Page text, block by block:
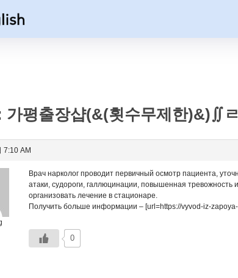
가평출장샵(&(횟수무제한)&)∬
7:10 AM
Врач нарколог проводит первичный осмотр пациента,
атаки, судороги, галлюцинации, повышенная тревожность
организовать лечение в стационаре.
Получить больше информации – [url=https://vyvod-iz-
0